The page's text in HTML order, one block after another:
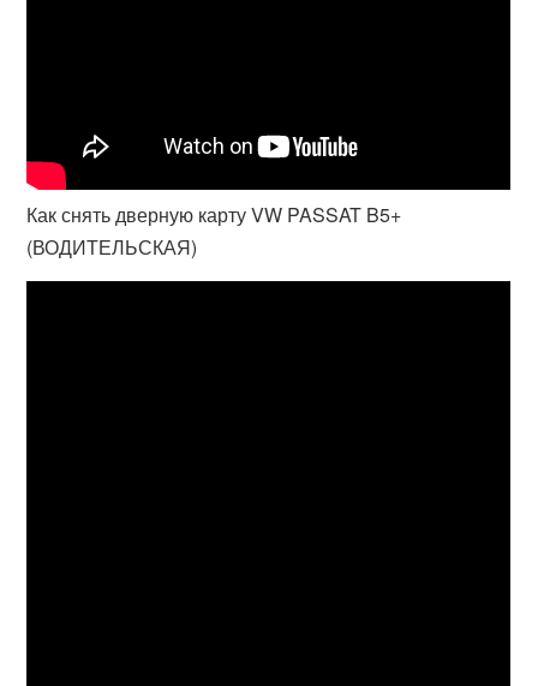
Как снять дверную карту VW PASSAT B5+
(ВОДИТЕЛЬСКАЯ)